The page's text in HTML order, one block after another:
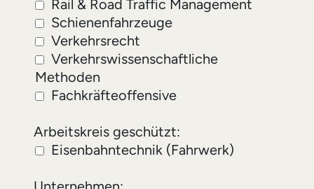
Rail & Road Traffic Management
Schienenfahrzeuge
Verkehrsrecht
Verkehrswissenschaftliche
Methoden
Fachkräfteoffensive
Arbeitskreis geschützt
Arbeitskreis geschützt:
Eisenbahntechnik (Fahrwerk)